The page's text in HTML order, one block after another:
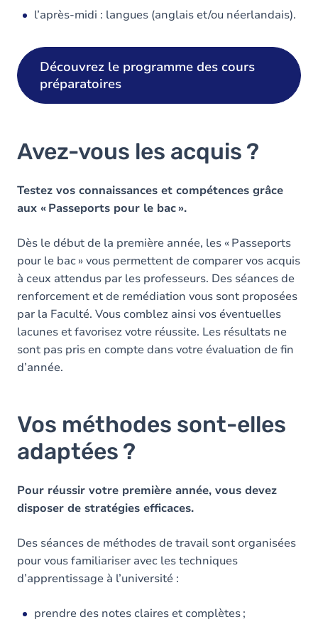
l’après-midi : langues (anglais et/ou néerlandais).
Découvrez le programme des cours
préparatoires
Avez-vous les acquis ?
Testez vos connaissances et compétences grâce
aux « Passeports pour le bac ».
Dès le début de la première année, les « Passeports
pour le bac » vous permettent de comparer vos acquis
à ceux attendus par les professeurs. Des séances de
renforcement et de remédiation vous sont proposées
par la Faculté. Vous comblez ainsi vos éventuelles
lacunes et favorisez votre réussite. Les résultats ne
sont pas pris en compte dans votre évaluation de fin
d’année.
Vos méthodes sont-elles
adaptées ?
Pour réussir votre première année, vous devez
disposer de stratégies efficaces.
Des séances de méthodes de travail sont organisées
pour vous familiariser avec les techniques
d’apprentissage à l’université :
prendre des notes claires et complètes ;